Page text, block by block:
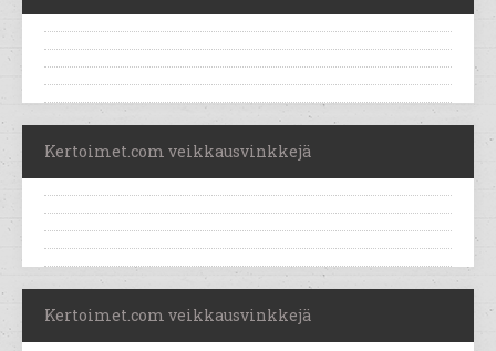
Kertoimet.com veikkausvinkkejä
Kertoimet.com veikkausvinkkejä